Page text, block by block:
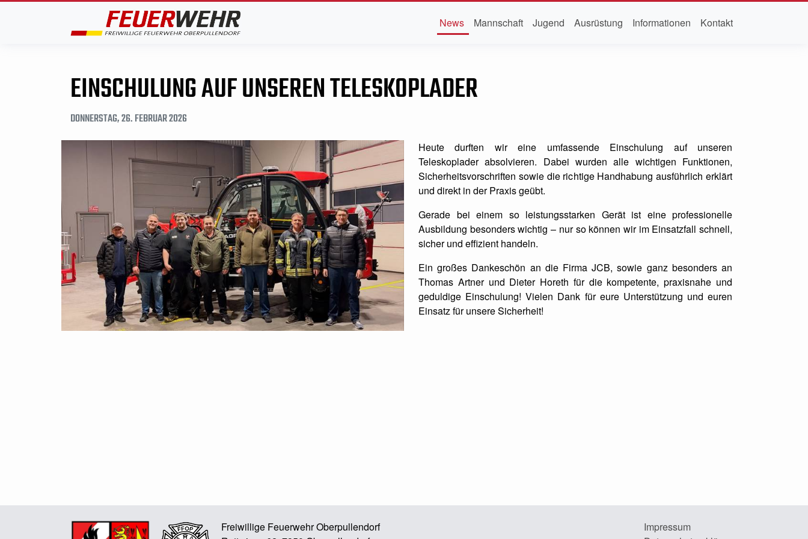
News Mannschaft Jugend Ausrüstung Informationen Kontakt
EINSCHULUNG AUF UNSEREN TELESKOPLADER
DONNERSTAG, 26. FEBRUAR 2026
Heute durften wir eine umfassende Einschulung auf unseren
Teleskoplader absolvieren. Dabei wurden alle wichtigen Funktionen,
Sicherheitsvorschriften sowie die richtige Handhabung ausführlich erklärt
und direkt in der Praxis geübt.
Gerade bei einem so leistungsstarken Gerät ist eine professionelle
Ausbildung besonders wichtig – nur so können wir im Einsatzfall schnell,
sicher und effizient handeln.
Ein großes Dankeschön an die Firma JCB, sowie ganz besonders an
Thomas Artner und Dieter Horeth für die kompetente, praxisnahe und
geduldige Einschulung! Vielen Dank für eure Unterstützung und euren
Einsatz für unsere Sicherheit!
Freiwillige Feuerwehr Oberpullendorf
Impressum